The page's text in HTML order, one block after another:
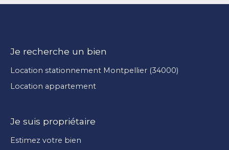
Je recherche un bien
Location stationnement Montpellier (34000)
Location appartement
Je suis propriétaire
Estimez votre bien